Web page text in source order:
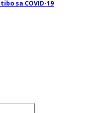
sa COVID-19